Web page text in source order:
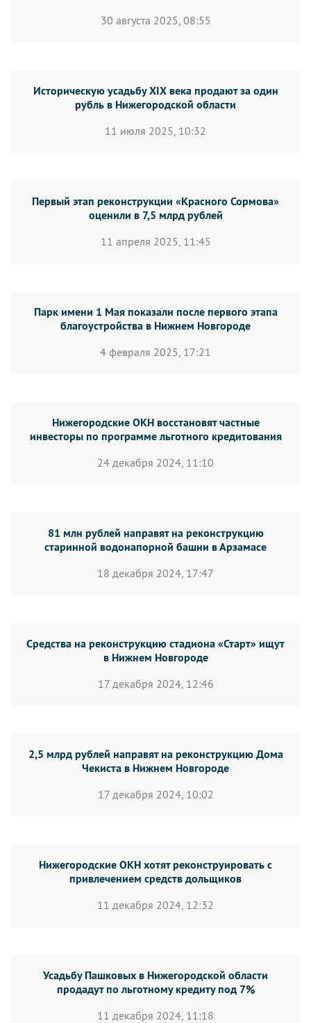
30 августа 2025, 08:55
Историческую усадьбу XIX века продают за один
рубль в Нижегородской области
11 июля 2025, 10:32
Первый этап реконструкции «Красного Сормова»
оценили в 7,5 млрд рублей
11 апреля 2025, 11:45
Парк имени 1 Мая показали после первого этапа
благоустройства в Нижнем Новгороде
4 февраля 2025, 17:21
Нижегородские ОКН восстановят частные
инвесторы по программе льготного кредитования
24 декабря 2024, 11:10
81 млн рублей направят на реконструкцию
старинной водонапорной башни в Арзамасе
18 декабря 2024, 17:47
Средства на реконструкцию стадиона «Старт» ищут
в Нижнем Новгороде
17 декабря 2024, 12:46
2,5 млрд рублей направят на реконструкцию Дома
Чекиста в Нижнем Новгороде
17 декабря 2024, 10:02
Нижегородские ОКН хотят реконструировать с
привлечением средств дольщиков
11 декабря 2024, 12:32
Усадьбу Пашковых в Нижегородской области
продадут по льготному кредиту под 7%
11 декабря 2024, 11:18